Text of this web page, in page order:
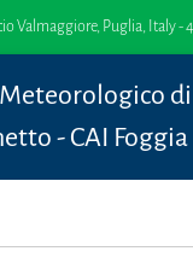
Valmaggiore, Puglia, Italy -
di
- CAI Foggia